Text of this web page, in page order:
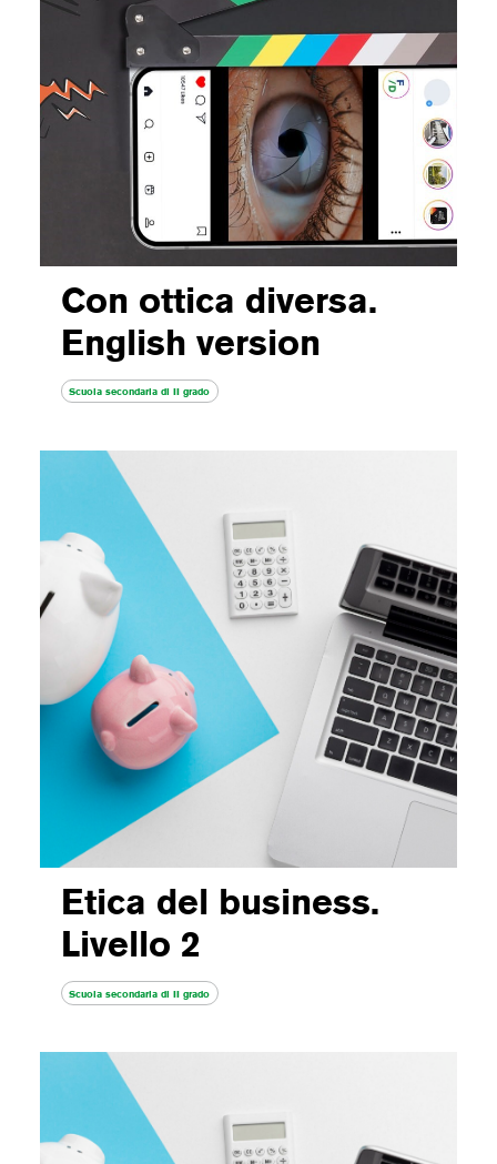
Con ottica diversa.
English version
Scuola secondaria di II grado
Etica del business.
Livello 2
Scuola secondaria di II grado